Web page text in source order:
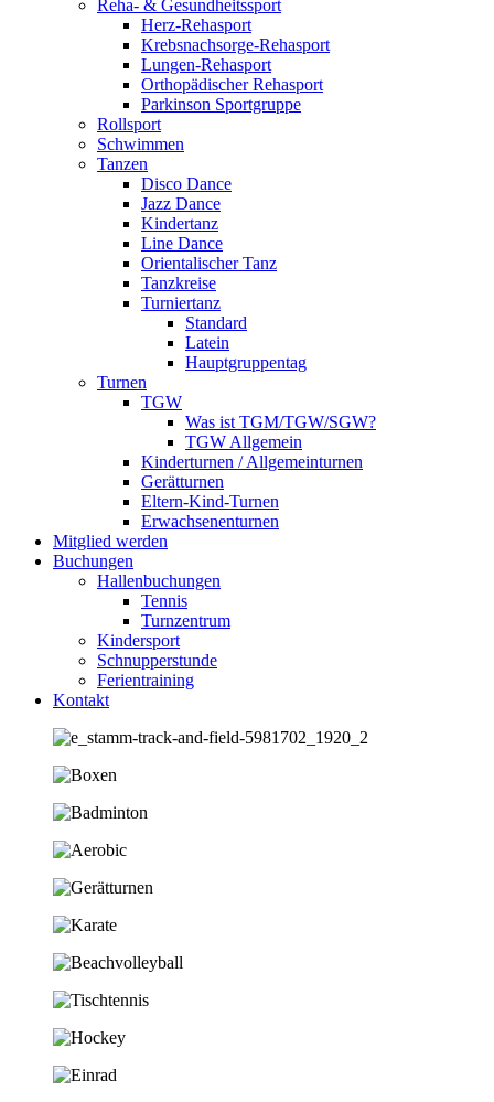
Reha- & Gesundheitssport
Herz-Rehasport
Krebsnachsorge-Rehasport
Lungen-Rehasport
Orthopädischer Rehasport
Parkinson Sportgruppe
Rollsport
Schwimmen
Tanzen
Disco Dance
Jazz Dance
Kindertanz
Line Dance
Orientalischer Tanz
Tanzkreise
Turniertanz
Standard
Latein
Hauptgruppentag
Turnen
TGW
Was ist TGM/TGW/SGW?
TGW Allgemein
Kinderturnen / Allgemeinturnen
Gerätturnen
Eltern-Kind-Turnen
Erwachsenenturnen
Mitglied werden
Buchungen
Hallenbuchungen
Tennis
Turnzentrum
Kindersport
Schnupperstunde
Ferientraining
Kontakt